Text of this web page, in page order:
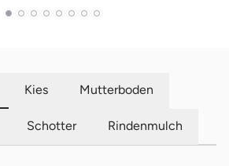
Kies Mutterboden
Schotter Rindenmulch